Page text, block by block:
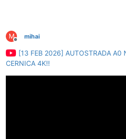
M
Deconectat
mihai
[13 FEB 2026] AUTOSTRADA A0
CERNICA 4K!!